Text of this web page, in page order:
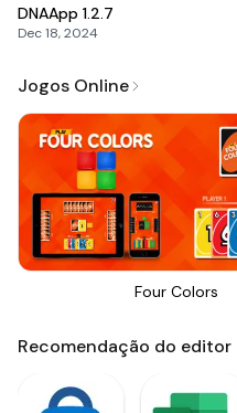
DNAApp 1.2.7
Dec 18, 2024
Jogos Online
Four Colors
Recomendação do editor